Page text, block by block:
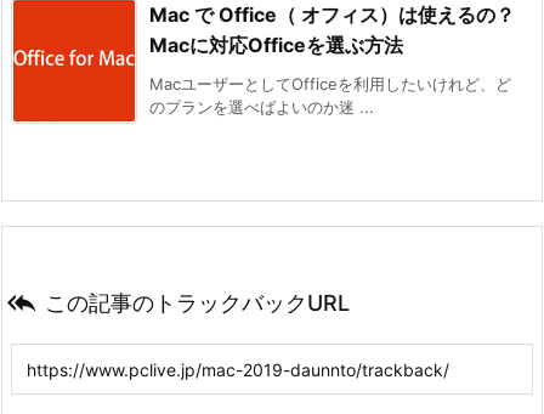
Mac で Office（ オフィス）は使えるの？
Macに対応Officeを選ぶ方法
MacユーザーとしてOfficeを利用したいけれど、ど
のプランを選べばよいのか迷 ...
 この記事のトラックバックURL